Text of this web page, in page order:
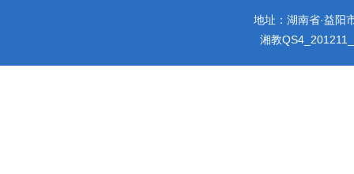
地址：湖南省·益阳
湘教